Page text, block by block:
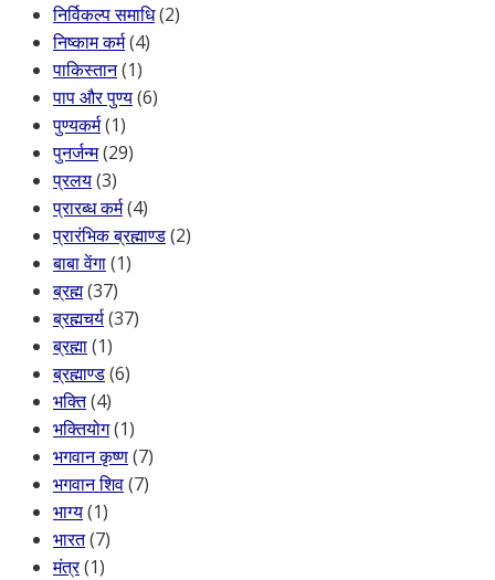
निर्विकल्प समाधि(2)
निष्काम कर्म(4)
पाकिस्तान(1)
पाप और पुण्य(6)
पुण्यकर्म(1)
पुनर्जन्म(29)
प्रलय(3)
प्रारब्ध कर्म(4)
प्रारंभिक ब्रह्माण्ड(2)
बाबा वेंगा(1)
ब्रह्म(37)
ब्रह्मचर्य(37)
ब्रह्मा(1)
ब्रह्माण्ड(6)
भक्ति(4)
भक्तियोग(1)
भगवान कृष्ण(7)
भगवान शिव(7)
भाग्य(1)
भारत(7)
मंत्र(1)